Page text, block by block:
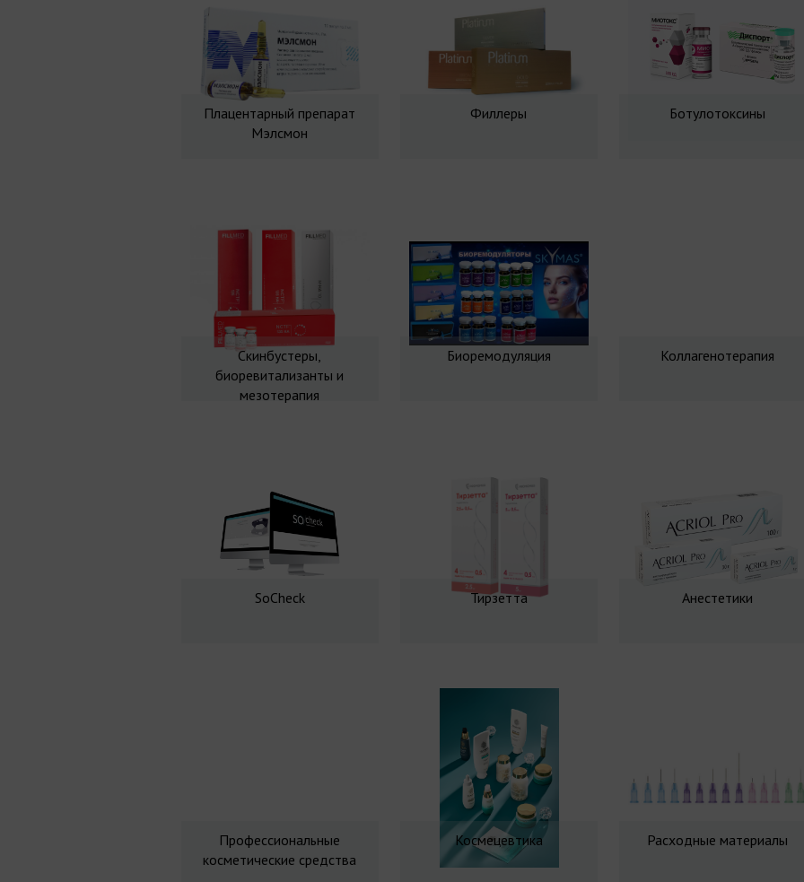
Плацентарный препарат
Мэлсмон
Филлеры Ботулотоксины
Скинбустеры,
биоревитализанты и
мезотерапия
Биоремодуляция Коллагенотерапия
SoCheck Тирзетта Анестетики
Профессиональные
косметические средства
Космецевтика Расходные материалы